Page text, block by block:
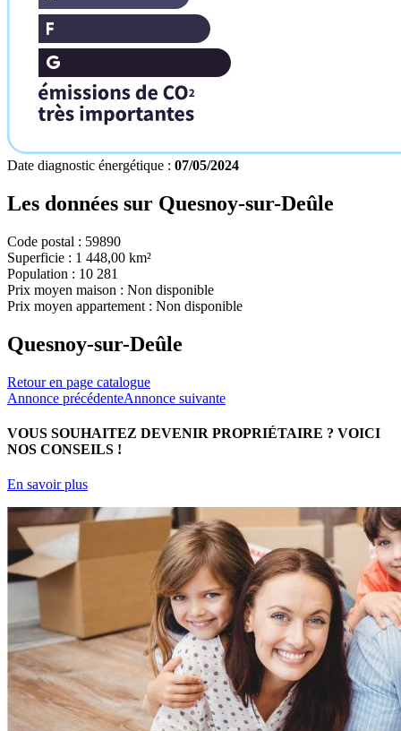
Date diagnostic énergétique : 07/05/2024
Les données sur Quesnoy-sur-Deûle
Code postal : 59890
Superficie : 1 448,00 km²
Population : 10 281
Prix moyen maison : Non disponible
Prix moyen appartement : Non disponible
Quesnoy-sur-Deûle
Retour en page catalogue
Annonce précédenteAnnonce suivante
VOUS SOUHAITEZ DEVENIR PROPRIÉTAIRE ? VOICI
NOS CONSEILS !
En savoir plus